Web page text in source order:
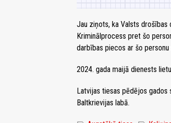
Jau ziņots, ka Valsts drošības
Kriminālprocess pret šo
darbības piecos ar šo
2024. gada maijā dienests
Latvijas tiesas pēdējos gados
Baltkrievijas labā.